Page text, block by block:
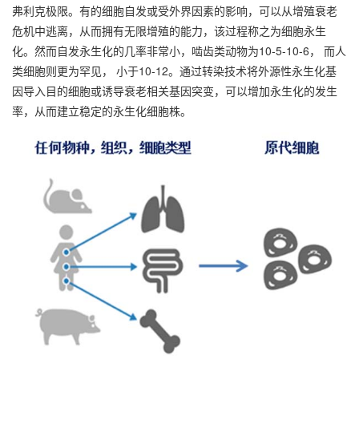
弗利克极限。有的细胞自发或受外界因素的影响，可以从增殖衰老
危机中逃离，从而拥有无限增殖的能力，该过程称之为细胞永生
化。然而自发永生化的几率非常小，啮齿类动物为10-5-10-6， 而人
类细胞则更为罕见， 小于10-12。通过转染技术将外源性永生化基
因导入目的细胞或诱导衰老相关基因突变，可以增加永生化的发生
率，从而建立稳定的永生化细胞株。